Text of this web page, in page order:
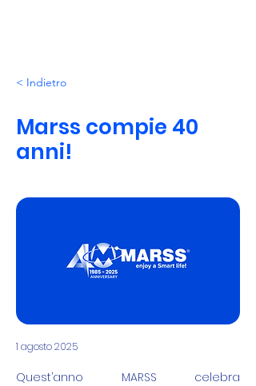
< Indietro
Marss compie 40
anni!
1 agosto 2025
Quest’anno MARSS celebra